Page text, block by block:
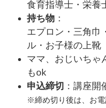
食育指導士・栄養
持ち物 ：
エプロン・三角巾
ル・お子様の上靴
ママ、おじいちゃ
もok
申込締切 ：講座開
※締め切り後は、お